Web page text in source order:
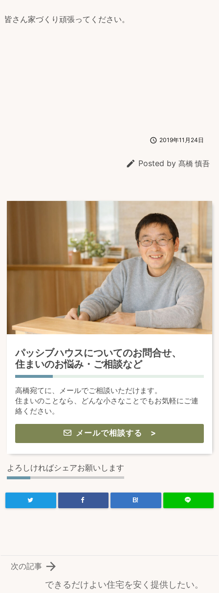
皆さん家づくり頑張ってください。
 2019年11月24日
 Posted by 髙橋 慎吾
パッシブハウスについてのお問合せ、
住まいのお悩み・ご相談など
高橋宛てに、メールでご相談いただけます。
住まいのことなら、どんな小さなことでもお気軽にご連
絡ください。
メールで相談する >
よろしければシェアお願いします
B!
できるだけよい住宅を安く提供したい。

次の記事